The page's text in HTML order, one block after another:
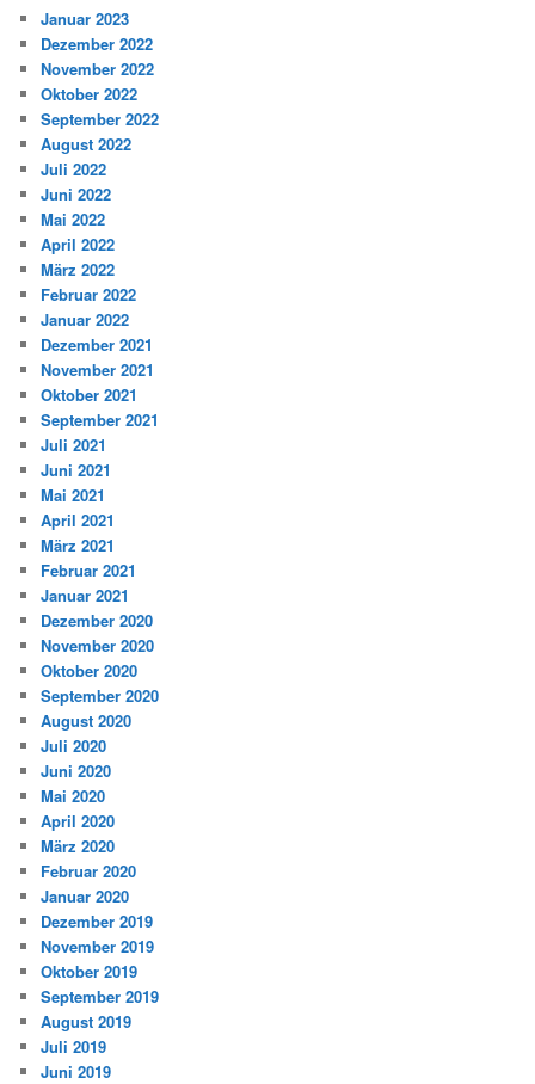
Januar 2023
Dezember 2022
November 2022
Oktober 2022
September 2022
August 2022
Juli 2022
Juni 2022
Mai 2022
April 2022
März 2022
Februar 2022
Januar 2022
Dezember 2021
November 2021
Oktober 2021
September 2021
Juli 2021
Juni 2021
Mai 2021
April 2021
März 2021
Februar 2021
Januar 2021
Dezember 2020
November 2020
Oktober 2020
September 2020
August 2020
Juli 2020
Juni 2020
Mai 2020
April 2020
März 2020
Februar 2020
Januar 2020
Dezember 2019
November 2019
Oktober 2019
September 2019
August 2019
Juli 2019
Juni 2019